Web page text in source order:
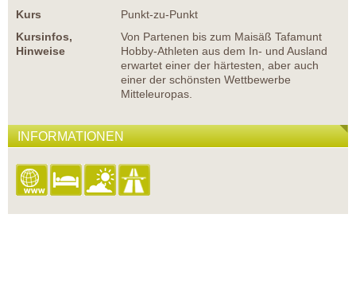
Kurs
Punkt-zu-Punkt
Kursinfos,
Hinweise
Von Partenen bis zum Maisäß Tafamunt
Hobby-Athleten aus dem In- und Ausland
erwartet einer der härtesten, aber auch
einer der schönsten Wettbewerbe
Mitteleuropas.
INFORMATIONEN